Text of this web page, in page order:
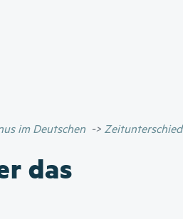
im Deutschen Zeitunterschied
das